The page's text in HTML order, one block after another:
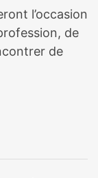
l’occasion
de
de